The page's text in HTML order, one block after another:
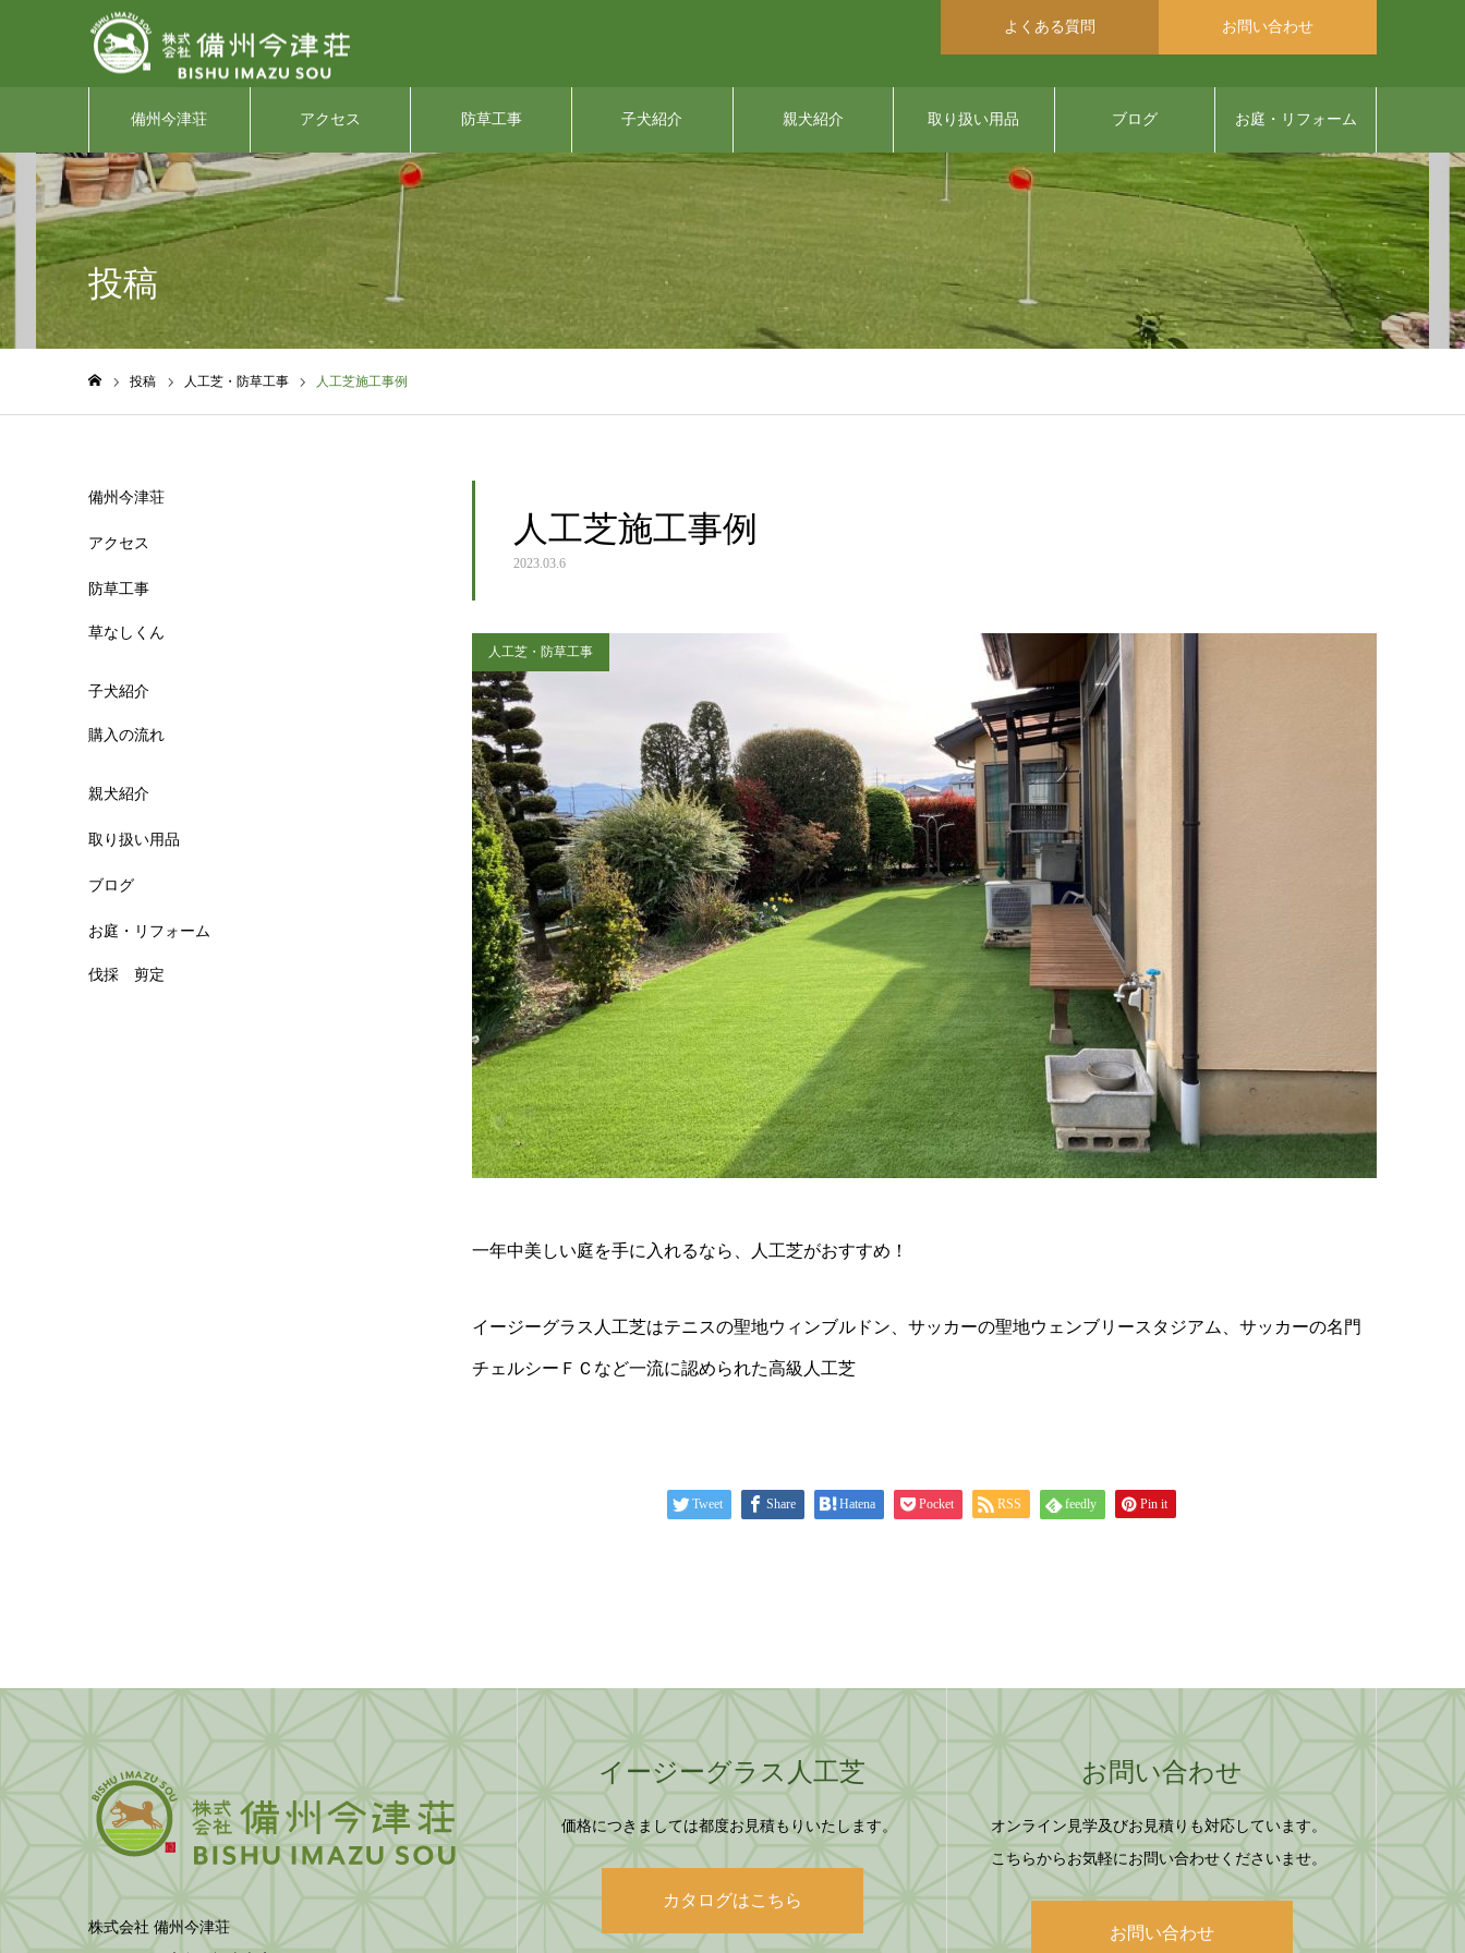
よくある質問 お問い合わせ
備州今津荘 アクセス 防草工事 子犬紹介 親犬紹介 取り扱い用品 ブログ お庭・リフォーム
投稿
投稿 人工芝・防草工事 人工芝施工事例
人工芝施工事例
2023.03.6
人工芝・防草工事
一年中美しい庭を手に入れるなら、人工芝がおすすめ！
イージーグラス人工芝はテニスの聖地ウィンブルドン、サッカーの聖地ウェンブリースタジアム、サッカーの名門
チェルシーＦＣなど一流に認められた高級人工芝
Tweet Share Hatena Pocket RSS feedly Pin it
備州今津荘
アクセス
防草工事
草なしくん
子犬紹介
購入の流れ
親犬紹介
取り扱い用品
ブログ
お庭・リフォーム
伐採 剪定
株式会社 備州今津荘
イージーグラス人工芝
価格につきましては都度お見積もりいたします。
カタログはこちら
お問い合わせ
オンライン見学及びお見積りも対応しています。
こちらからお気軽にお問い合わせくださいませ。
お問い合わせ